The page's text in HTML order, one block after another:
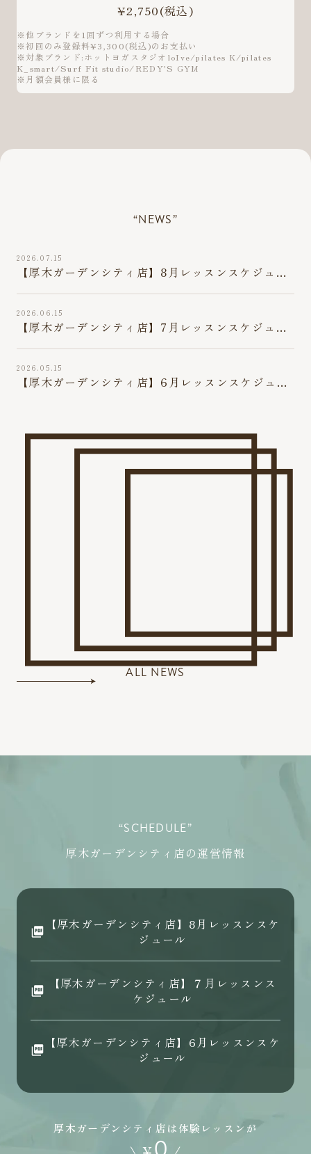
¥2,750(税込)
※他ブランドを1回ずつ利用する場合
※初回のみ登録料¥3,300(税込)のお支払い
※対象ブランド:ホットヨガスタジオloIve/pilates K/pilates
K_smart/Surf Fit studio/REDY'S GYM
※月額会員様に限る
“NEWS”
2026.07.15
【厚木ガーデンシティ店】8月レッスンスケジュー
2026.06.15
【厚木ガーデンシティ店】7月レッスンスケジュー
2026.05.15
【厚木ガーデンシティ店】6月レッスンスケジュー
ALL NEWS
“SCHEDULE”
厚木ガーデンシティ店の運営情報
【厚木ガーデンシティ店】8月レッスンスケ
ジュール
【厚木ガーデンシティ店】７月レッスンス
ケジュール
【厚木ガーデンシティ店】6月レッスンスケ
ジュール
厚木ガーデンシティ店は体験レッスンが